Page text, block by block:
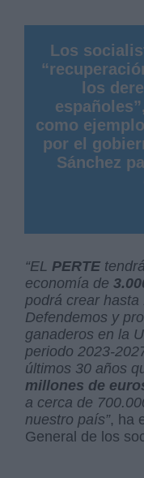
Los
los
como
por el
Sánchez
“ELPERTE
economía de
podrá crear hasta
Defendemos y
ganaderos en la
periodo 2023-
últimos 30 años
millones de
a cerca de
nuestro país”, ha
General de los